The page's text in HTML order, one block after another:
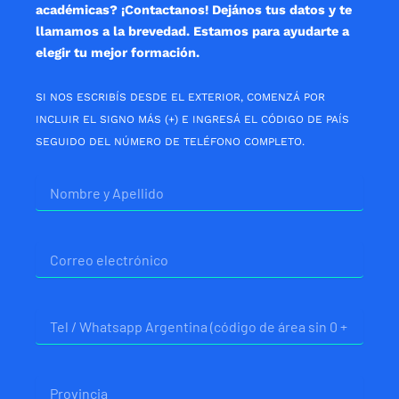
académicas? ¡Contactanos! Dejános tus datos y te
llamamos a la brevedad. Estamos para ayudarte a
elegir tu mejor formación.
SI NOS ESCRIBÍS DESDE EL EXTERIOR, COMENZÁ POR
INCLUIR EL SIGNO MÁS (+) E INGRESÁ EL CÓDIGO DE PAÍS
SEGUIDO DEL NÚMERO DE TELÉFONO COMPLETO.
electrónico